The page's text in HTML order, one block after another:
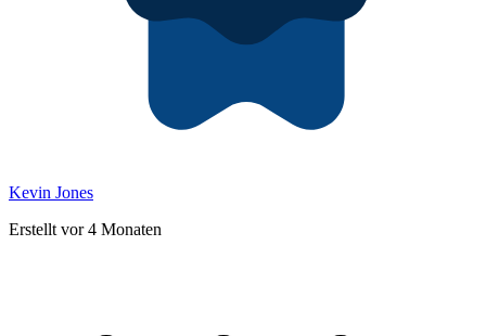
Kevin Jones
Erstellt vor 4 Monaten